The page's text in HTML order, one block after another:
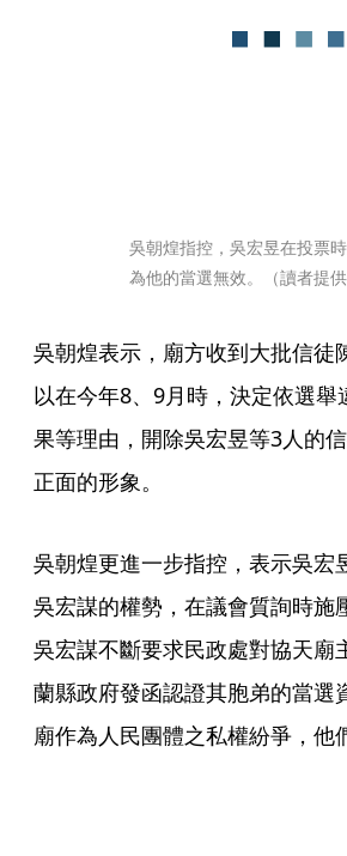
吳朝煌指控，吳宏昱在投票
為他的當選無效。（讀者提供
吳朝煌表示，廟方收到大批信徒
以在今年8、9月時，決定依選舉
果等理由，開除吳宏昱等3人的
正面的形象。
吳朝煌更進一步指控，表示吳宏
吳宏謀的權勢，在議會質詢時施
吳宏謀不斷要求民政處對協天廟
蘭縣政府發函認證其胞弟的當選
廟作為人民團體之私權紛爭，他